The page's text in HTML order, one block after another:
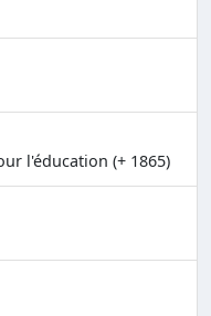
l'éducation (+ 1865)